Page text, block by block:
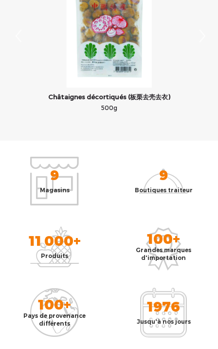
Châtaignes décortiqués (板栗去壳去衣)
500g
9
Magasins
9
Boutiques traiteur
11 000+
Produits
100+
Grandes marques
d'importation
100+
Pays de provenance
différents
1976
Jusqu'à nos jours